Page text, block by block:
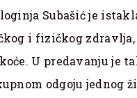
Subašić je
i fizičkog zdravlja,
U predavanju je
odgoju jednog